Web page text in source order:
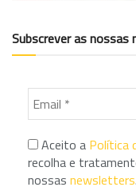
Subscrever as
Aceito a Política
recolha e
nossas newsletters.